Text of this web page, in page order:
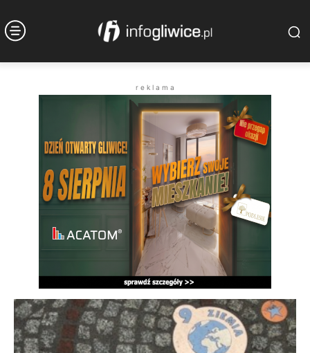
r e k l a m a